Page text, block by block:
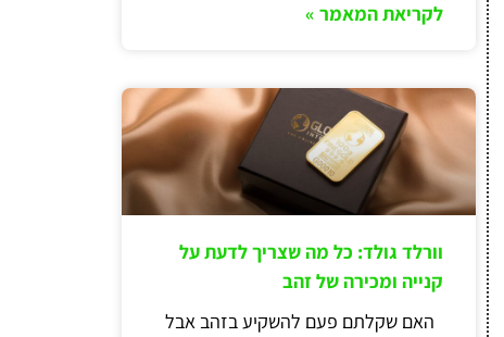
לקריאת המאמר »
וורלד גולד: כל מה שצריך לדעת על
קנייה ומכירה של זהב
האם שקלתם פעם להשקיע בזהב אבל